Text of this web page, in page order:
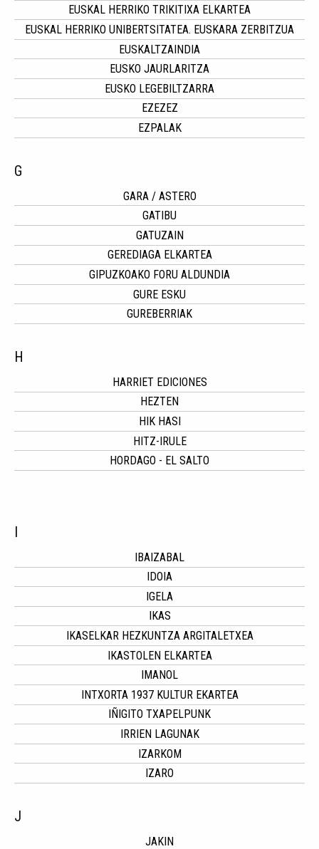
EUSKAL HERRIKO TRIKITIXA ELKARTEA
EUSKAL HERRIKO UNIBERTSITATEA. EUSKARA ZERBITZUA
EUSKALTZAINDIA
EUSKO JAURLARITZA
EUSKO LEGEBILTZARRA
EZEZEZ
EZPALAK
G
GARA / ASTERO
GATIBU
GATUZAIN
GEREDIAGA ELKARTEA
GIPUZKOAKO FORU ALDUNDIA
GURE ESKU
GUREBERRIAK
H
HARRIET EDICIONES
HEZTEN
HIK HASI
HITZ-IRULE
HORDAGO - EL SALTO
I
IBAIZABAL
IDOIA
IGELA
IKAS
IKASELKAR HEZKUNTZA ARGITALETXEA
IKASTOLEN ELKARTEA
IMANOL
INTXORTA 1937 KULTUR EKARTEA
IÑIGITO TXAPELPUNK
IRRIEN LAGUNAK
IZARKOM
IZARO
J
JAKIN